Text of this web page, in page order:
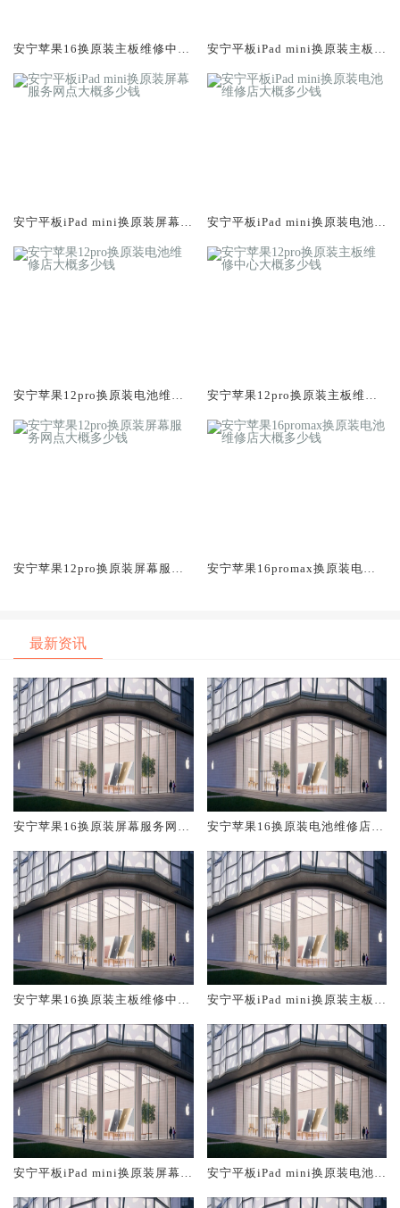
安宁苹果16换原装主板维修中心
安宁平板iPad mini换原装主板维
安宁平板iPad mini换原装屏幕服
安宁平板iPad mini换原装电池维
安宁苹果12pro换原装电池维修
安宁苹果12pro换原装主板维修
安宁苹果12pro换原装屏幕服务
安宁苹果16promax换原装电池
最新资讯
安宁苹果16换原装屏幕服务网点
安宁苹果16换原装电池维修店大
安宁苹果16换原装主板维修中心
安宁平板iPad mini换原装主板维
安宁平板iPad mini换原装屏幕服
安宁平板iPad mini换原装电池维